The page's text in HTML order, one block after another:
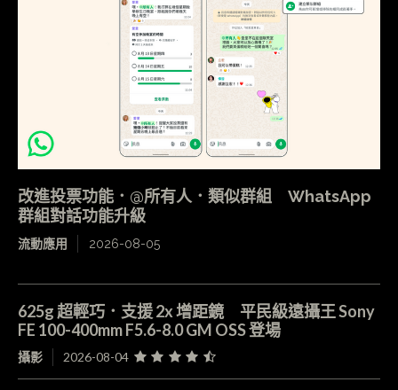
改進投票功能．@所有人．類似群組 WhatsApp
群組對話功能升級
流動應用 2026-08-05
625g 超輕巧．支援 2x 增距鏡 平民級遠攝王 Sony
FE 100-400mm F5.6-8.0 GM OSS 登場
攝影 2026-08-04